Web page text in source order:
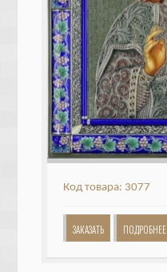
Код товара: 3077
ЗАКАЗАТЬ ПОДРОБНЕЕ